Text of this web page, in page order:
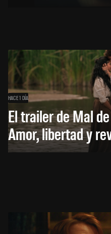
HACE 1 DÍA
El trailer de Mal
Amor, libertad y